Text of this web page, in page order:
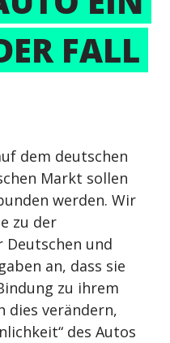
FALL
dem deutschen
Markt sollen
werden. Wir
zu der
und
an, dass sie
zu ihrem
dies verändern,
des Autos